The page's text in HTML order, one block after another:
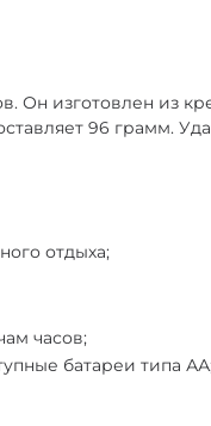
Он изготовлен из
96 грамм.
отдыха;
часов;
батареи типа